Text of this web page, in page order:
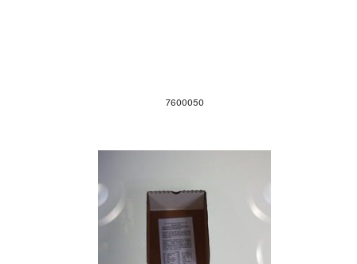
7600050